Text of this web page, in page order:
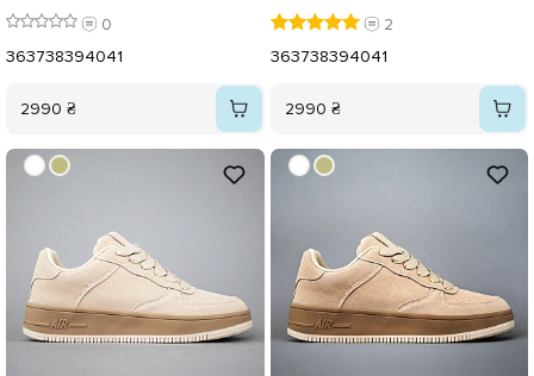
0
363738394041
2990 ₴
2
363738394041
2990 ₴